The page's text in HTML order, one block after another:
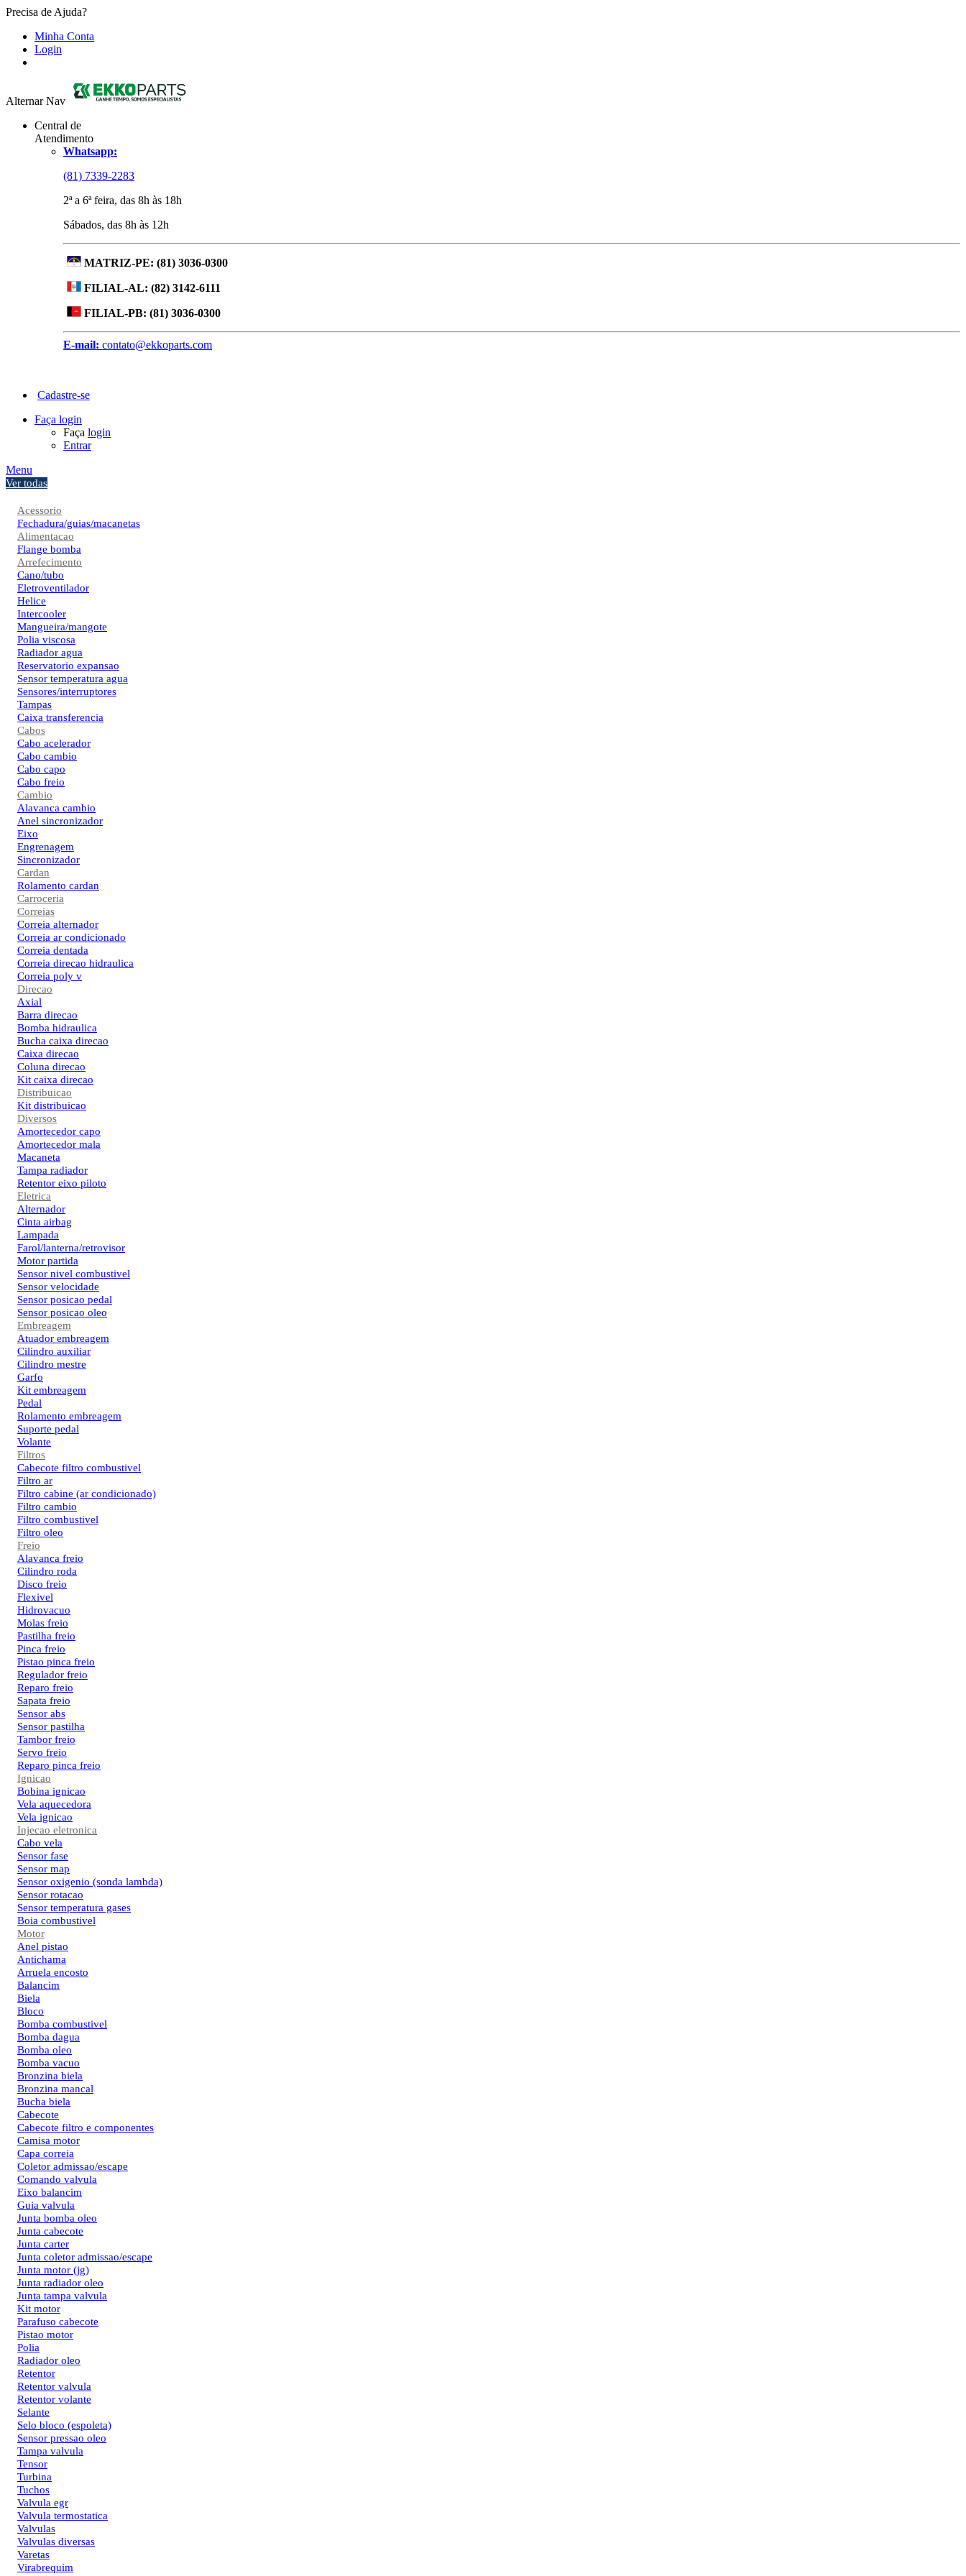
Precisa de Ajuda?
Minha Conta
Login
Alternar Nav
Central de
Atendimento
Whatsapp:
(81) 7339-2283
2ª a 6ª feira, das 8h às 18h
Sábados, das 8h às 12h
MATRIZ-PE: (81) 3036-0300
FILIAL-AL: (82) 3142-6111
FILIAL-PB: (81) 3036-0300
E-mail: contato@ekkoparts.com
Cadastre-se
Faça login
Faça login
Entrar
Menu
Ver todas
Acessorio
Fechadura/guias/macanetas
Alimentacao
Flange bomba
Arrefecimento
Cano/tubo
Eletroventilador
Helice
Intercooler
Mangueira/mangote
Polia viscosa
Radiador agua
Reservatorio expansao
Sensor temperatura agua
Sensores/interruptores
Tampas
Caixa transferencia
Cabos
Cabo acelerador
Cabo cambio
Cabo capo
Cabo freio
Cambio
Alavanca cambio
Anel sincronizador
Eixo
Engrenagem
Sincronizador
Cardan
Rolamento cardan
Carroceria
Correias
Correia alternador
Correia ar condicionado
Correia dentada
Correia direcao hidraulica
Correia poly v
Direcao
Axial
Barra direcao
Bomba hidraulica
Bucha caixa direcao
Caixa direcao
Coluna direcao
Kit caixa direcao
Distribuicao
Kit distribuicao
Diversos
Amortecedor capo
Amortecedor mala
Macaneta
Tampa radiador
Retentor eixo piloto
Eletrica
Alternador
Cinta airbag
Lampada
Farol/lanterna/retrovisor
Motor partida
Sensor nivel combustivel
Sensor velocidade
Sensor posicao pedal
Sensor posicao oleo
Embreagem
Atuador embreagem
Cilindro auxiliar
Cilindro mestre
Garfo
Kit embreagem
Pedal
Rolamento embreagem
Suporte pedal
Volante
Filtros
Cabecote filtro combustivel
Filtro ar
Filtro cabine (ar condicionado)
Filtro cambio
Filtro combustivel
Filtro oleo
Freio
Alavanca freio
Cilindro roda
Disco freio
Flexivel
Hidrovacuo
Molas freio
Pastilha freio
Pinca freio
Pistao pinca freio
Regulador freio
Reparo freio
Sapata freio
Sensor abs
Sensor pastilha
Tambor freio
Servo freio
Reparo pinca freio
Ignicao
Bobina ignicao
Vela aquecedora
Vela ignicao
Injecao eletronica
Cabo vela
Sensor fase
Sensor map
Sensor oxigenio (sonda lambda)
Sensor rotacao
Sensor temperatura gases
Boia combustivel
Motor
Anel pistao
Antichama
Arruela encosto
Balancim
Biela
Bloco
Bomba combustivel
Bomba dagua
Bomba oleo
Bomba vacuo
Bronzina biela
Bronzina mancal
Bucha biela
Cabecote
Cabecote filtro e componentes
Camisa motor
Capa correia
Coletor admissao/escape
Comando valvula
Eixo balancim
Guia valvula
Junta bomba oleo
Junta cabecote
Junta carter
Junta coletor admissao/escape
Junta motor (jg)
Junta radiador oleo
Junta tampa valvula
Kit motor
Parafuso cabecote
Pistao motor
Polia
Radiador oleo
Retentor
Retentor valvula
Retentor volante
Selante
Selo bloco (espoleta)
Sensor pressao oleo
Tampa valvula
Tensor
Turbina
Tuchos
Valvula egr
Valvula termostatica
Valvulas
Valvulas diversas
Varetas
Virabrequim